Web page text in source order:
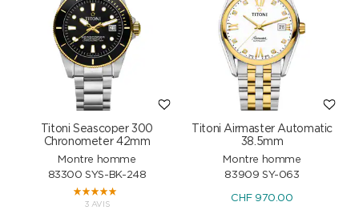
Titoni Seascoper 300
Chronometer 42mm
Montre homme
83300 SYS-BK-248
3 AVIS
Titoni Airmaster Automatic
38.5mm
Montre homme
83909 SY-063
CHF 970.00